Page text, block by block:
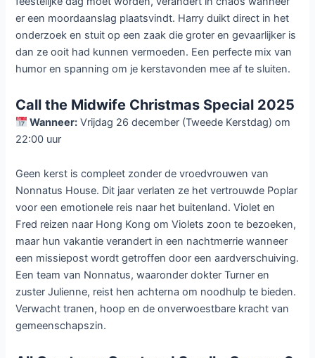
er een moordaanslag plaatsvindt. Harry duikt direct in het
onderzoek en stuit op een zaak die groter en gevaarlijker is
dan ze ooit had kunnen vermoeden. Een perfecte mix van
humor en spanning om je kerstavonden mee af te sluiten.
Call the Midwife Christmas Special 2025
Wanneer: Vrijdag 26 december (Tweede Kerstdag) om
22:00 uur
Geen kerst is compleet zonder de vroedvrouwen van
Nonnatus House. Dit jaar verlaten ze het vertrouwde Poplar
voor een emotionele reis naar het buitenland. Violet en
Fred reizen naar Hong Kong om Violets zoon te bezoeken,
maar hun vakantie verandert in een nachtmerrie wanneer
een missiepost wordt getroffen door een aardverschuiving.
Een team van Nonnatus, waaronder dokter Turner en
zuster Julienne, reist hen achterna om noodhulp te bieden.
Verwacht tranen, hoop en de onverwoestbare kracht van
gemeenschapszin.